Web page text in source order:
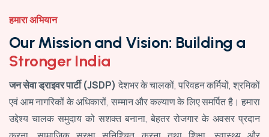
हमारा अभियान
Our Mission and Vision: Building a
Stronger India
जन सेवा ड्राइवर पार्टी (JSDP) देशभर के चालकों, परिवहन कर्मियों, श्रमिकों
एवं आम नागरिकों के अधिकारों, सम्मान और कल्याण के लिए समर्पित है। हमारा
उद्देश्य चालक समुदाय को सशक्त बनाना, बेहतर रोजगार के अवसर प्रदान